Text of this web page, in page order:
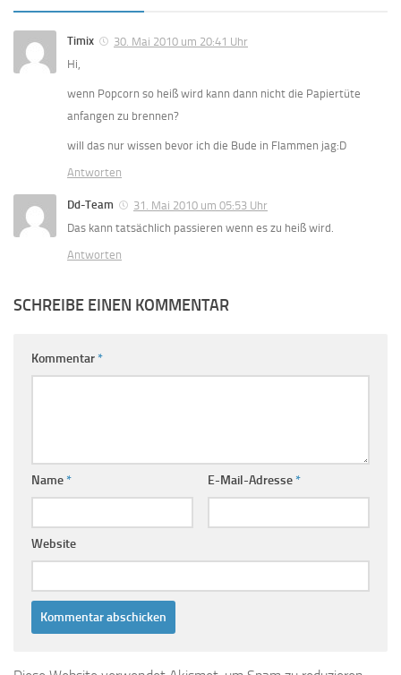
Timix
30. Mai 2010 um 20:41 Uhr
Hi,
wenn Popcorn so heiß wird kann dann nicht die Papiertüte
anfangen zu brennen?
will das nur wissen bevor ich die Bude in Flammen jag:D
Antworten
Dd-Team
31. Mai 2010 um 05:53 Uhr
Das kann tatsächlich passieren wenn es zu heiß wird.
Antworten
SCHREIBE EINEN KOMMENTAR
Kommentar*
Name* E-Mail-Adresse*
Website